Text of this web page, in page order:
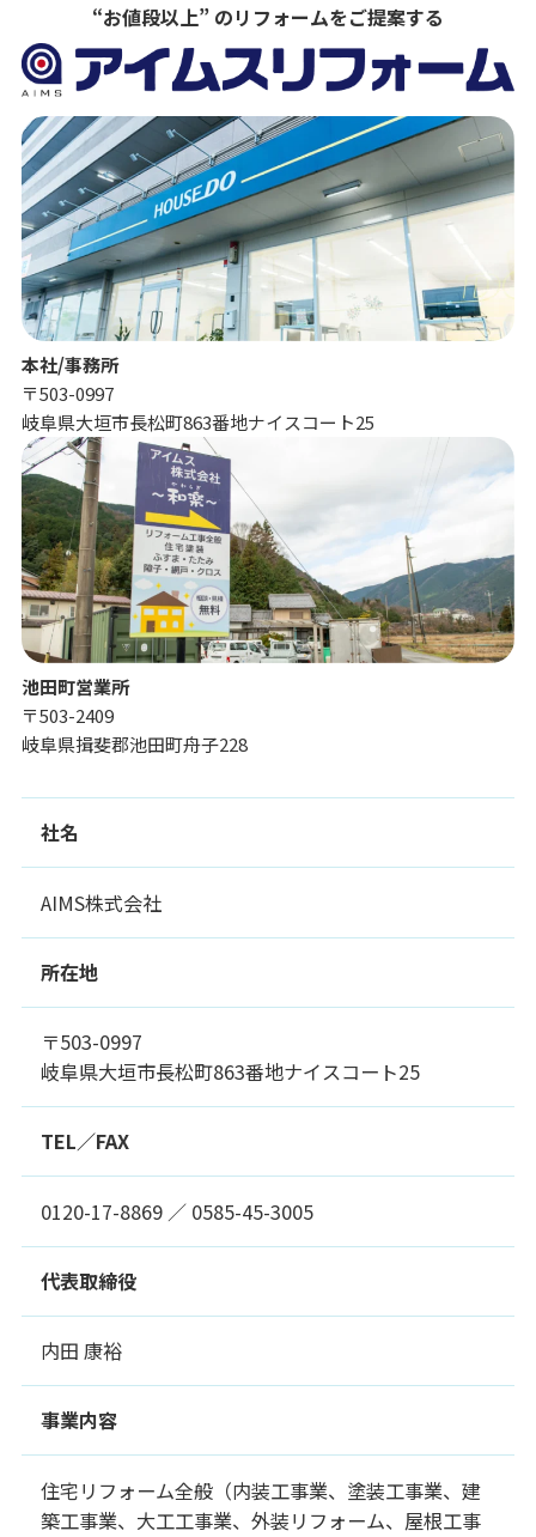
“お値段以上” のリフォームをご提案する
本社/事務所
〒503-0997
岐阜県大垣市長松町863番地ナイスコート25
池田町営業所
〒503-2409
岐阜県揖斐郡池田町舟子228
社名
AIMS株式会社
所在地
〒503-0997
岐阜県大垣市長松町863番地ナイスコート25
TEL／FAX
0120-17-8869 ／ 0585-45-3005
代表取締役
内田 康裕
事業内容
住宅リフォーム全般（内装工事業、塗装工事業、建
築工事業、大工工事業、外装リフォーム、屋根工事